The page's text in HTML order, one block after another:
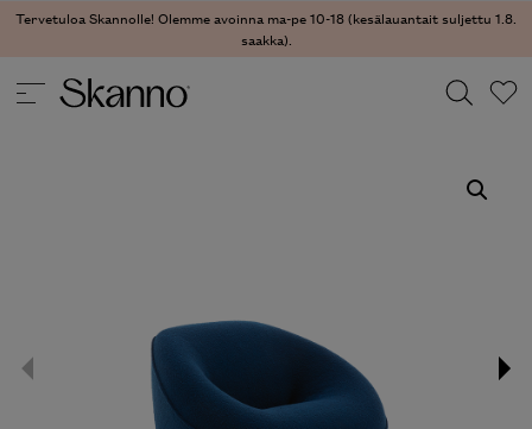
Tervetuloa Skannolle! Olemme avoinna ma-pe 10-18 (kesälauantait suljettu 1.8.
saakka).